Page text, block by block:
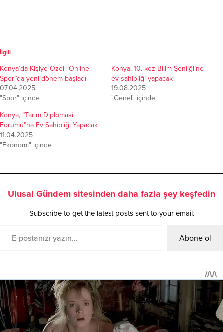
İlgili
Konya’da Kişiye Özel “Online
Spor”da yeni dönem başladı
07.04.2025
"Spor" içinde
Konya, 10. kez Bilim Şenliği’ne
ev sahipliği yapacak
19.08.2025
"Genel" içinde
Konya, “Tarım Diplomasi
Forumu”na Ev Sahipliği Yapacak
11.04.2025
"Ekonomi" içinde
Ulusal Gündem sitesinden daha fazla şey keşfedin
Subscribe to get the latest posts sent to your email.
Abone ol